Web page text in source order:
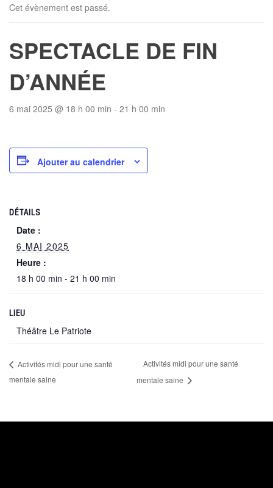
Cet évènement est passé.
SPECTACLE DE FIN
D’ANNÉE
6 mai 2025 @ 18 h 00 min - 21 h 00 min
Ajouter au calendrier
DÉTAILS
Date :
6 MAI 2025
Heure :
18 h 00 min - 21 h 00 min
LIEU
Théâtre Le Patriote
Activités midi pour une santé
mentale saine
Activités midi pour une santé
mentale saine